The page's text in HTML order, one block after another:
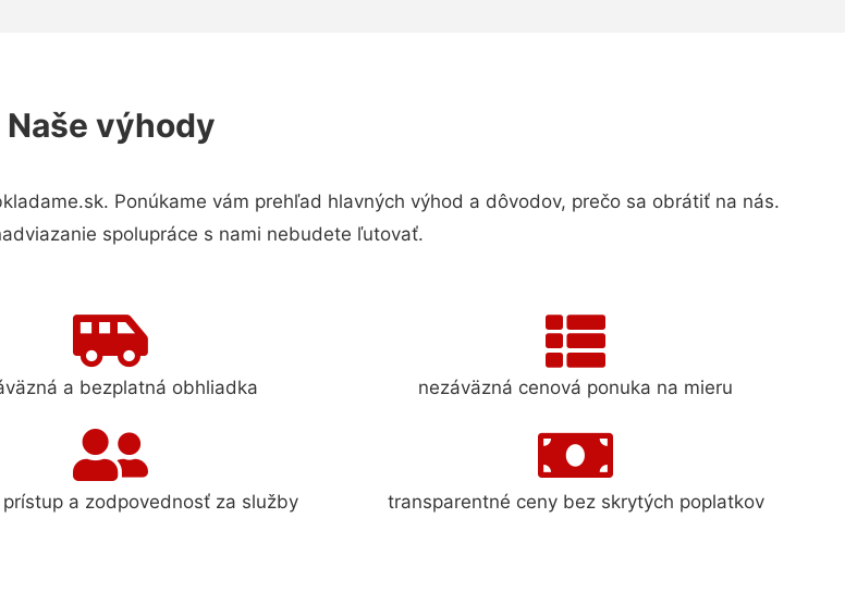
Naše výhody
Ponúkame vám prehľad hlavných výhod a dôvodov, prečo sa obrátiť na nás.
spolupráce s nami nebudete ľutovať.
a bezplatná obhliadka nezáväzná cenová ponuka na mieru
a zodpovednosť za služby transparentné ceny bez skrytých poplatkov